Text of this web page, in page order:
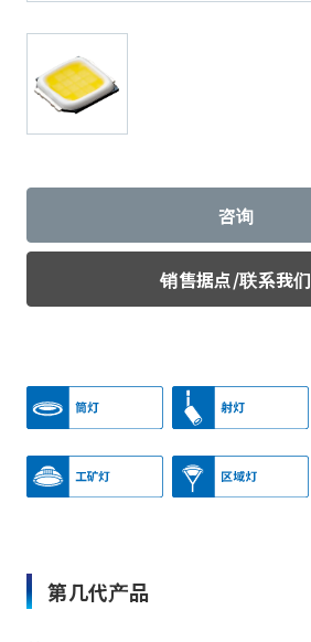
咨询
销售据点/联系我们
第几代产品